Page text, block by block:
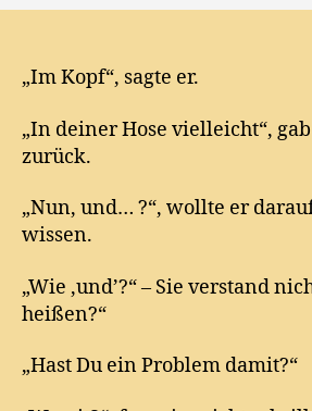
„Im Kopf“, sagte er.
„In deiner Hose vielleicht“,
zurück.
„Nun, und… ?“, wollte er
wissen.
„Wie ‚und’?“ – Sie verstand
heißen?“
„Hast Du ein Problem damit?“